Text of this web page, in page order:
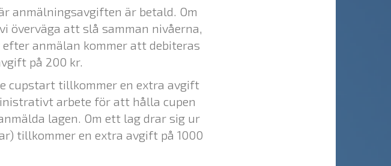
anmälningsavgiften är betald. Om
överväga att slå samman nivåerna,
efter anmälan kommer att debiteras
på 200 kr.
cupstart tillkommer en extra avgift
arbete för att hålla cupen
lagen. Om ett lag drar sig ur
tillkommer en extra avgift på 1000